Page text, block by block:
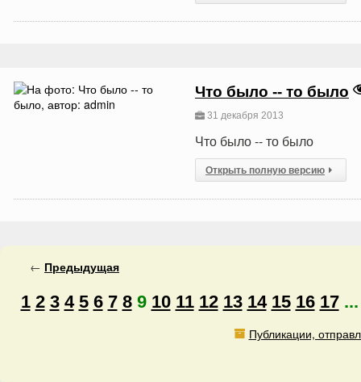
Что было -- то было
31 декабря 2013
Что было -- то было
Открыть полную версию
← Предыдущая
1 2 3 4 5 6 7 8 9 10 11 12 13 14 15 16 17
Публикации,